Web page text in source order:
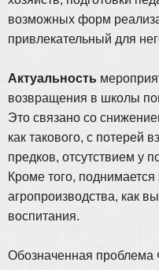
возможных форм
привлекательный для
Актуальность
возвращения в школы
Это связано со
как такового, с потерей
предков, отсутствием у
Кроме того,
агропроизводства, как
воспитания.
Обозначенная проблема